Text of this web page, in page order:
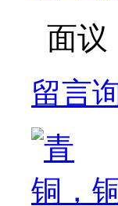
面议
留言